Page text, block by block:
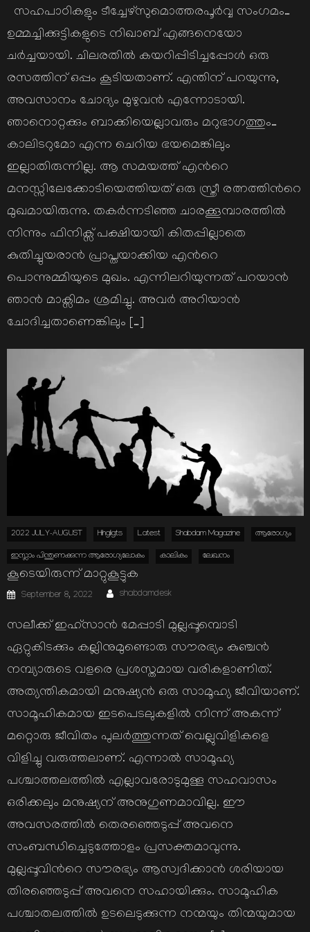
സഹപാഠികളും ടീച്ചേഴ്സുമൊത്തരപൂര്‍വ്വ സംഗമം…
ഉമ്മച്ചിക്കുട്ടികളുടെ നിഖാബ് എങ്ങനെയോ
ചര്‍ച്ചയായി. ചിലരതില്‍ കയറിപ്പിടിച്ചപ്പോള്‍ ഒരു
രസത്തിന് ഒപ്പം കൂടിയതാണ്. എന്തിന് പറയുന്നു,
അവസാനം ചോദ്യം മുഴുവന്‍ എന്നോടായി.
ഞാനൊറ്റക്കും ബാക്കിയെല്ലാവരും മറുഭാഗത്തും…
കാലിടറുമോ എന്ന ചെറിയ ഭയമെങ്കിലും
ഇല്ലാതിരുന്നില്ല. ആ സമയത്ത് എന്‍റെ
മനസ്സിലേക്കോടിയെത്തിയത് ഒരു സ്ത്രീ രത്നത്തിന്‍റെ
മുഖമായിരുന്നു. തകര്‍ന്നടിഞ്ഞ ചാരക്കൂമ്പാരത്തില്‍
നിന്നും ഫിനിക്സ് പക്ഷിയായി കിതപ്പില്ലാതെ
കുതിച്ചുയരാന്‍ പ്രാപ്തയാക്കിയ എന്‍റെ
പൊന്നുമ്മിയുടെ മുഖം. എന്നിലറിയുന്നത് പറയാന്‍
ഞാന്‍ മാക്സിമം ശ്രമിച്ചു. അവര്‍ അറിയാന്‍
ചോദിച്ചതാണെങ്കിലും […]
2022 JULY-AUGUST Hihgligts Latest Shabdam Magazine ആരോഗ്യം
ഇസ്ലാം പിന്തുണക്കുന്ന ആരോഗ്യലോകം കാലികം ലേഖനം
കൂടെയിരുന്ന് മാറ്റുകൂട്ടുക
Posted
on
September 8, 2022 Author
shabdamdesk
സലീക്ക് ഇഹ്സാന്‍ മേപ്പാടി മുല്ലപ്പൂമ്പൊടി
ഏറ്റുകിടക്കും കല്ലിനുമുണ്ടൊരു സൗരഭ്യം കുഞ്ചന്‍
നമ്പ്യാരുടെ വളരെ പ്രശസ്തമായ വരികളാണിത്.
അത്യന്തികമായി മനുഷ്യന്‍ ഒരു സാമൂഹ്യ ജീവിയാണ്.
സാമൂഹികമായ ഇടപെടലുകളില്‍ നിന്ന് അകന്ന്
മറ്റൊരു ജീവിതം പുലര്‍ത്തുന്നത് വെല്ലുവിളികളെ
വിളിച്ചു വരുത്തലാണ്. എന്നാല്‍ സാമൂഹ്യ
പശ്ചാത്തലത്തില്‍ എല്ലാവരോടുമുള്ള സഹവാസം
ഒരിക്കലും മനുഷ്യന് അനുഗുണമാവില്ല. ഈ
അവസരത്തില്‍ തെരഞ്ഞെടുപ്പ് അവനെ
സംബന്ധിച്ചെടുത്തോളം പ്രസക്തമാവുന്നു.
മുല്ലപ്പൂവിന്‍റെ സൗരഭ്യം ആസ്വദിക്കാന്‍ ശരിയായ
തിരഞ്ഞെടുപ്പ് അവനെ സഹായിക്കും. സാമൂഹിക
പശ്ചാതലത്തില്‍ ഉടലെടുക്കുന്ന നന്മയും തിന്മയുമായ